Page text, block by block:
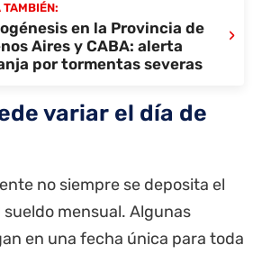
TAMBIÉN:
en la Provincia de
Aires y CABA: alerta
por tormentas severas
›
variar el día de
no siempre se deposita el
sueldo mensual. Algunas
en una fecha única para toda